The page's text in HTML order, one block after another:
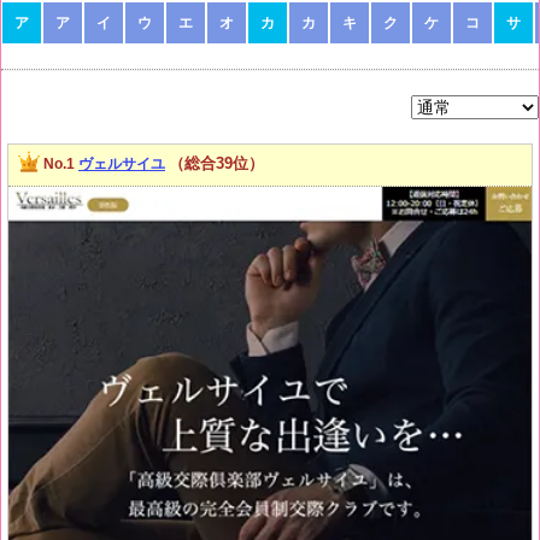
ア ア イ ウ エ オ カ カ キ ク ケ コ サ
No.1 ヴェルサイユ （総合39位）